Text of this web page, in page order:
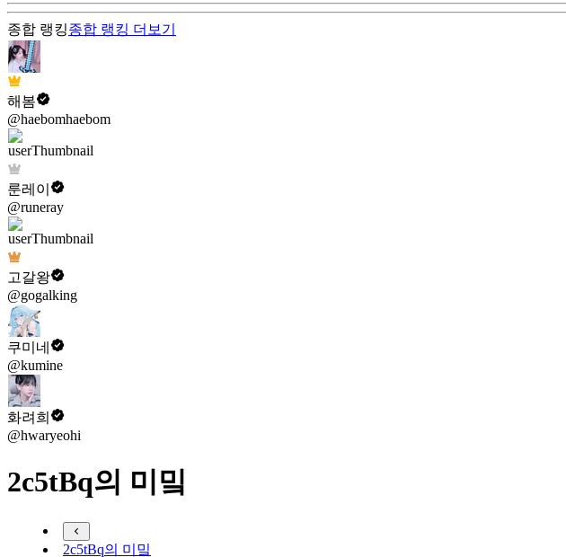
종합 랭킹종합 랭킹 더보기
해봄
@haebomhaebom
룬레이
@runeray
고갈왕
@gogalking
쿠미네
@kumine
화려희
@hwaryeohi
2c5tBq의 미밐
2c5tBq의 미밐